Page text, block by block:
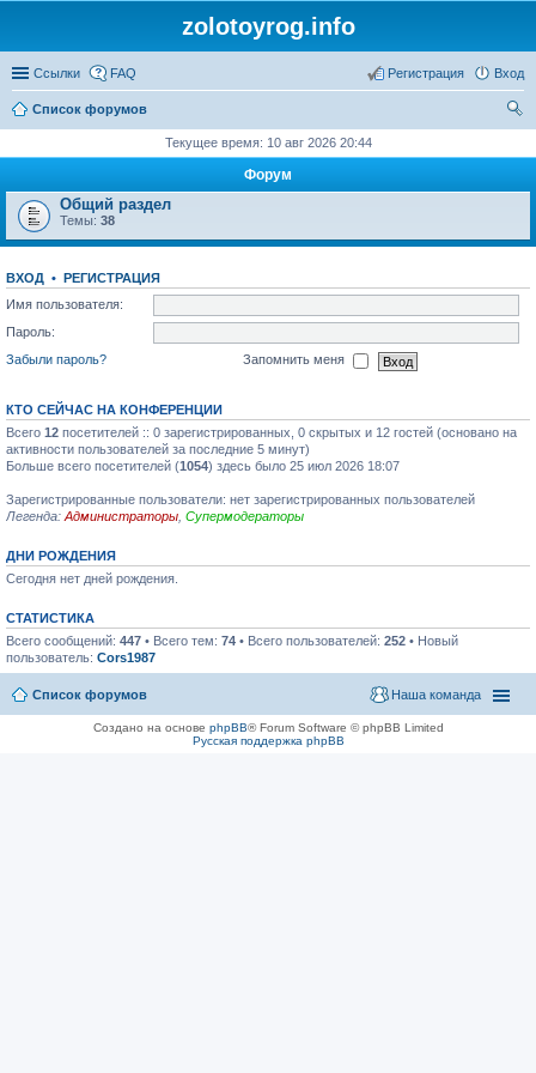
zolotoyrog.info
Ссылки FAQ Вход
Регистрация
Список форумов
Текущее время: 10 авг 2026 20:44
Форум
Общий раздел
Темы: 38
ВХОД • РЕГИСТРАЦИЯ
Имя пользователя:
Пароль:
Забыли пароль?
Запомнить меня
КТО СЕЙЧАС НА КОНФЕРЕНЦИИ
Всего 12 посетителей :: 0 зарегистрированных, 0 скрытых и 12 гостей (основано на
активности пользователей за последние 5 минут)
Больше всего посетителей (1054) здесь было 25 июл 2026 18:07
Зарегистрированные пользователи: нет зарегистрированных пользователей
Легенда: Администраторы Супермодераторы
ДНИ РОЖДЕНИЯ
Сегодня нет дней рождения.
СТАТИСТИКА
Всего сообщений: 447 • Всего тем: 74 • Всего пользователей: 252 • Новый
пользователь: Cors1987
Список форумов Наша команда
Создано на основе phpBB® Forum Software © phpBB Limited
Русская поддержка phpBB